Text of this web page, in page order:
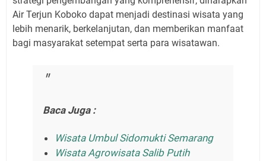
Air Terjun Koboko dapat menjadi destinasi wisata yang
lebih menarik, berkelanjutan, dan memberikan manfaat
bagi masyarakat setempat serta para wisatawan.
Baca Juga :
Wisata Umbul Sidomukti Semarang
Wisata Agrowisata Salib Putih